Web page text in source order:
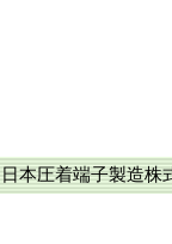
日本圧着端子製造株